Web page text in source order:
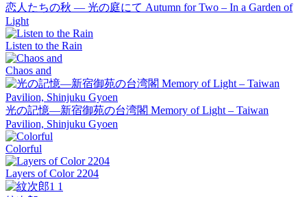
恋人たちの秋 ― 光の庭にて Autumn for Two – In a Garden of
Light
Listen to the Rain
Chaos and
光の記憶―新宿御苑の台湾閣 Memory of Light – Taiwan
Pavilion, Shinjuku Gyoen
Colorful
Layers of Color 2204